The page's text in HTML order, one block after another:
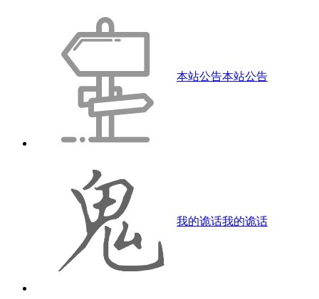
本站公告本站公告
我的诡话我的诡话